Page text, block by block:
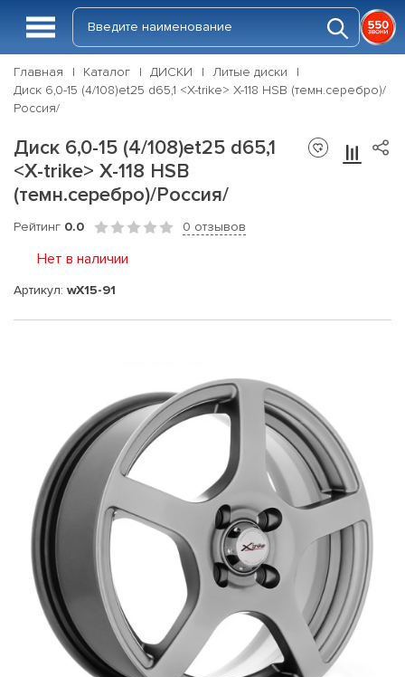
Главная Каталог ДИСКИ
Литые диски
Диск 6,0-15 (4/108)et25 d65,1 <X-trike> X-118 HSB (темн.серебро)/
Россия/
Диск 6,0-15 (4/108)et25 d65,1
<X-trike> X-118 HSB
(темн.серебро)/Россия/
Рейтинг 0.0 0 отзывов
Нет в наличии
Артикул: wX15-91